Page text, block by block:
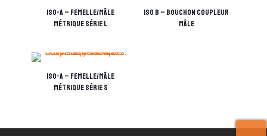
ISO-A – Femelle/Mâle
métrique série L
ISO B – Bouchon coupleur
mâle
ISO-A – Femelle/mâle
métrique série S